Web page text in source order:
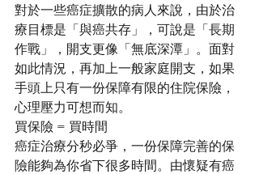
對於一些癌症擴散的病人來說，由於治
療目標是「與癌共存」，可說是「長期
作戰」，開支更像「無底深潭」。面對
如此情況，再加上一般家庭開支，如果
手頭上只有一份保障有限的住院保險，
心理壓力可想而知。
買保險 = 買時間
癌症治療分秒必爭，一份保障完善的保
險能夠為你省下很多時間。由懷疑有癌